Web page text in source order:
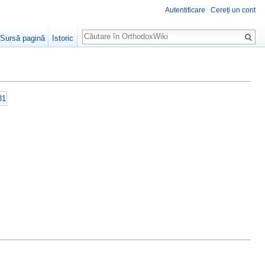
Autentificare Cereți un cont
Sursă pagină Istoric
Căutare